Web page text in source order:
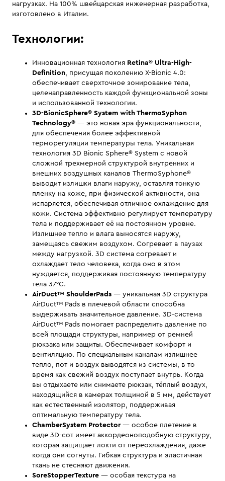
нагрузках. На 100% швейцарская инженерная разработка,
изготовлено в Италии.
Технологии:
Инновационная технология Retina® Ultra-High-
Definition, присущая поколению X-Bionic 4.0:
обеспечивает сверхточное зонирование тела,
целенаправленность каждой функциональной зоны
и использованной технологии.
3D-BionicSphere® System with ThermoSyphon
Technology® — это новая эра функциональности,
для обеспечения более эффективной
терморегуляции температуры тела. Уникальная
технология 3D Bionic Sphere® System с новой
сложной трехмерной структурой внутренних и
внешних воздушных каналов ThermoSyphone®
выводит излишки влаги наружу, оставляя тонкую
пленку на коже, при физической активности, она
испаряется, обеспечивая отличное охлаждение для
кожи. Система эффективно регулирует температуру
тела и поддерживает её на постоянном уровне.
Излишнее тепло и влага выносятся наружу,
замещаясь свежим воздухом. Согревает в паузах
между нагрузкой. 3D система согревает и
охлаждает тело человека, когда оно в этом
нуждается, поддерживая постоянную температуру
тела 37°С.
AirDuct™ ShoulderPads — уникальная 3D структура
AirDuct™ Pads в плечевой области способна
выдерживать значительное давление. 3D-система
AirDuct™ Pads помогает распределить давление по
всей площади структуры, например от ремней
рюкзака или защиты. Обеспечивает комфорт и
вентиляцию. По специальным каналам излишнее
тепло, пот и воздух выводятся из системы, в то
время как свежий воздух поступает внутрь. Когда
вы отдыхаете или снимаете рюкзак, тёплый воздух,
находящийся в камерах толщиной в 5 мм, действует
как естественный изолятор, поддерживая
оптимальную температуру тела.
ChamberSystem Protector— особое плетение в
виде 3D-сот имеет аккордеоноподобную структуру,
которая защищает локти от переохлаждения, даже
когда они согнуты. Гибкая структура и эластичная
ткань не стесняют движения.
SoreStopperTexture — особая текстура на